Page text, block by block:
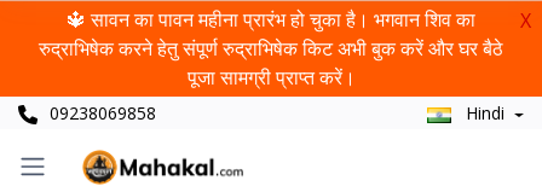
🔱 सावन का पावन महीना प्रारंभ हो चुका है। भगवान शिव का
रुद्राभिषेक करने हेतु संपूर्ण रुद्राभिषेक किट अभी बुक करें और घर बैठे
पूजा सामग्री प्राप्त करें।
X
09238069858 Hindi